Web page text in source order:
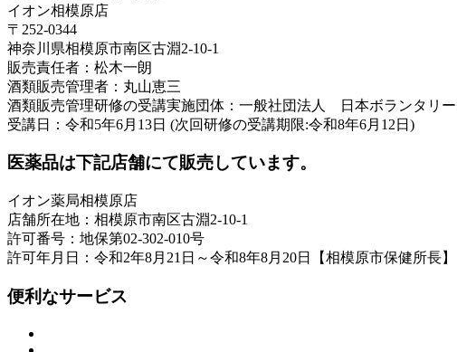
イオン相模原店
〒252-0344
神奈川県相模原市南区古淵2-10-1
販売責任者：松木一朗
酒類販売管理者：丸山恵三
酒類販売管理研修の受講実施団体：一般社団法人 日本ボランタリ
受講日：令和5年6月13日 (次回研修の受講期限:令和8年6月12日)
医薬品は下記店舗にて販売しています。
イオン薬局相模原店
店舗所在地：相模原市南区古淵2-10-1
許可番号：地保第02-302-010号
許可年月日：令和2年8月21日～令和8年8月20日【相模原市保健所長】
便利なサービス